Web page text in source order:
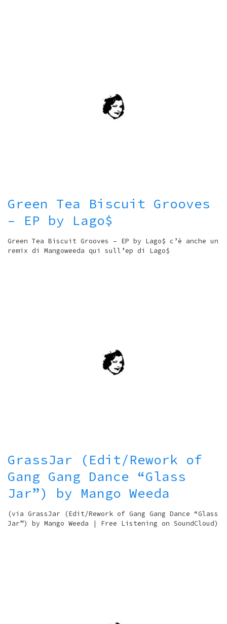
Green Tea Biscuit Grooves
– EP by Lago$
Green Tea Biscuit Grooves – EP by Lago$ c’è anche un
remix di Mangoweeda qui sull’ep di Lago$
GrassJar (Edit/Rework of
Gang Gang Dance “Glass
Jar”) by Mango Weeda
(via GrassJar (Edit/Rework of Gang Gang Dance “Glass
Jar”) by Mango Weeda | Free Listening on SoundCloud)